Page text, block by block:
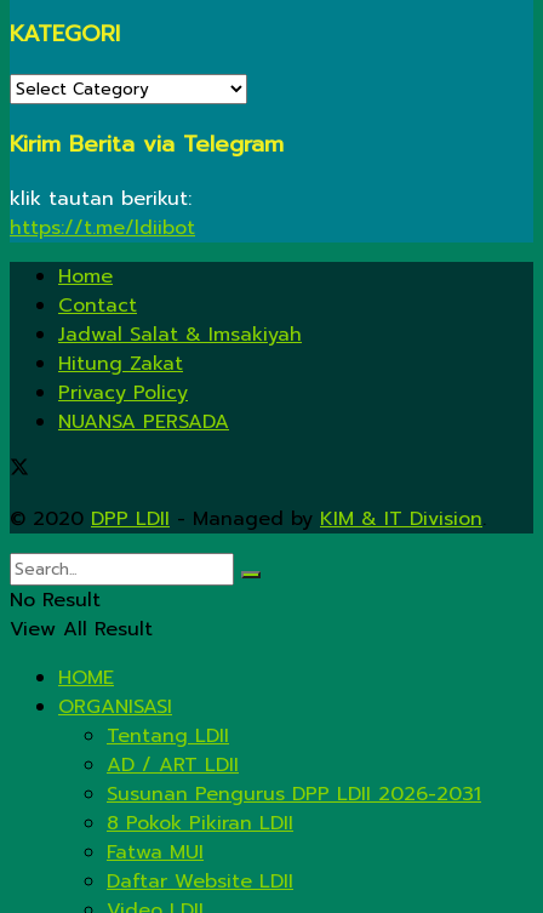
KATEGORI
KATEGORI
Kirim Berita via Telegram
klik tautan berikut:
https://t.me/ldiibot
Home
Contact
Jadwal Salat & Imsakiyah
Hitung Zakat
Privacy Policy
NUANSA PERSADA
© 2020 DPP LDII - Managed by KIM & IT Division.
No Result
View All Result
HOME
ORGANISASI
Tentang LDII
AD / ART LDII
Susunan Pengurus DPP LDII 2026-2031
8 Pokok Pikiran LDII
Fatwa MUI
Daftar Website LDII